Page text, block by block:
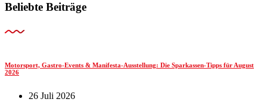
Beliebte Beiträge
Motorsport, Gastro-Events & Manifesta-Ausstellung: Die Sparkassen-Tipps für August
2026
26 Juli 2026